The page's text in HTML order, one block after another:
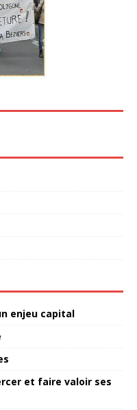
enjeu capital
et faire valoir ses